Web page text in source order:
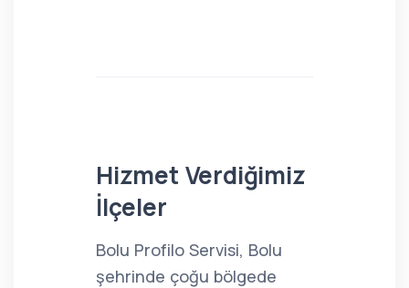
Hizmet Verdiğimiz
İlçeler
Bolu Profilo Servisi, Bolu
şehrinde çoğu bölgede